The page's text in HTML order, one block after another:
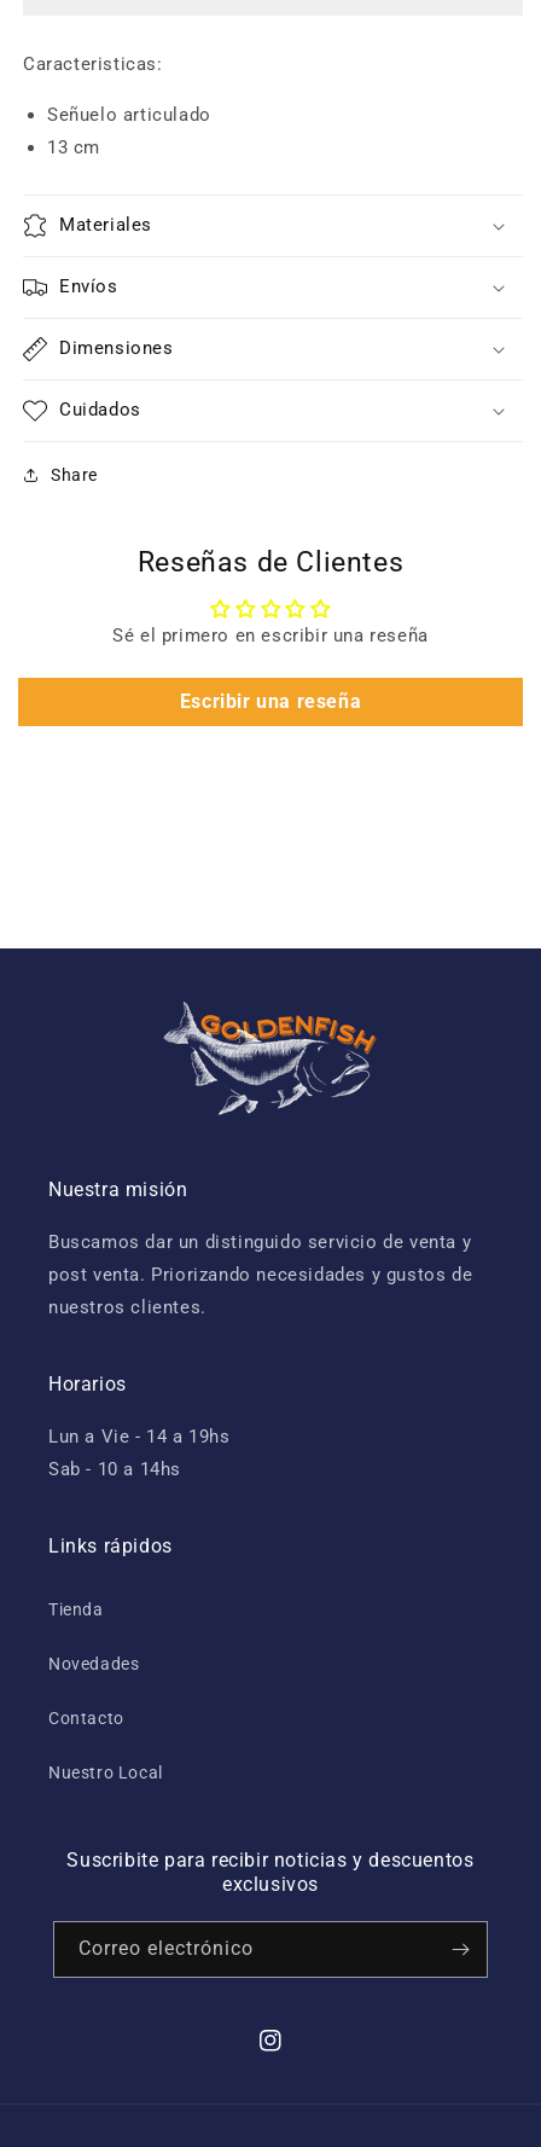
Caracteristicas:
Señuelo articulado
13 cm
Materiales
Envíos
Dimensiones
Cuidados
Share
Reseñas de Clientes
Sé el primero en escribir una reseña
Escribir una reseña
Nuestra misión
Buscamos dar un distinguido servicio de venta y
post venta. Priorizando necesidades y gustos de
nuestros clientes.
Horarios
Lun a Vie - 14 a 19hs
Sab - 10 a 14hs
Links rápidos
Tienda
Novedades
Contacto
Nuestro Local
Suscribite para recibir noticias y descuentos
exclusivos
Correo electrónico
Instagram